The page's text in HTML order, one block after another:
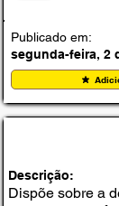
Publicado em:
segunda-feira, 2
Descrição:
Dispõe sobre a